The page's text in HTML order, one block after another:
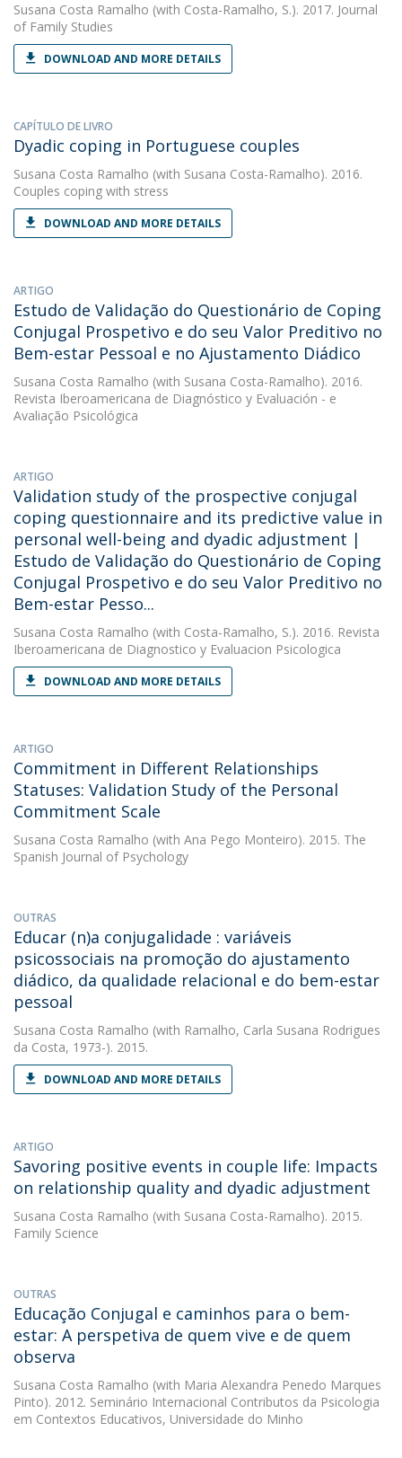
Susana Costa Ramalho (with Costa-Ramalho, S.). 2017. Journal
of Family Studies
DOWNLOAD AND MORE DETAILS
CAPÍTULO DE LIVRO
Dyadic coping in Portuguese couples
Susana Costa Ramalho (with Susana Costa-Ramalho). 2016.
Couples coping with stress
DOWNLOAD AND MORE DETAILS
ARTIGO
Estudo de Validação do Questionário de Coping
Conjugal Prospetivo e do seu Valor Preditivo no
Bem-estar Pessoal e no Ajustamento Diádico
Susana Costa Ramalho (with Susana Costa-Ramalho). 2016.
Revista Iberoamericana de Diagnóstico y Evaluación - e
Avaliação Psicológica
ARTIGO
Validation study of the prospective conjugal
coping questionnaire and its predictive value in
personal well-being and dyadic adjustment |
Estudo de Validação do Questionário de Coping
Conjugal Prospetivo e do seu Valor Preditivo no
Bem-estar Pesso...
Susana Costa Ramalho (with Costa-Ramalho, S.). 2016. Revista
Iberoamericana de Diagnostico y Evaluacion Psicologica
DOWNLOAD AND MORE DETAILS
ARTIGO
Commitment in Different Relationships
Statuses: Validation Study of the Personal
Commitment Scale
Susana Costa Ramalho (with Ana Pego Monteiro). 2015. The
Spanish Journal of Psychology
OUTRAS
Educar (n)a conjugalidade : variáveis
psicossociais na promoção do ajustamento
diádico, da qualidade relacional e do bem-estar
pessoal
Susana Costa Ramalho (with Ramalho, Carla Susana Rodrigues
da Costa, 1973-). 2015.
DOWNLOAD AND MORE DETAILS
ARTIGO
Savoring positive events in couple life: Impacts
on relationship quality and dyadic adjustment
Susana Costa Ramalho (with Susana Costa-Ramalho). 2015.
Family Science
OUTRAS
Educação Conjugal e caminhos para o bem-
estar: A perspetiva de quem vive e de quem
observa
Susana Costa Ramalho (with Maria Alexandra Penedo Marques
Pinto). 2012. Seminário Internacional Contributos da Psicologia
em Contextos Educativos, Universidade do Minho